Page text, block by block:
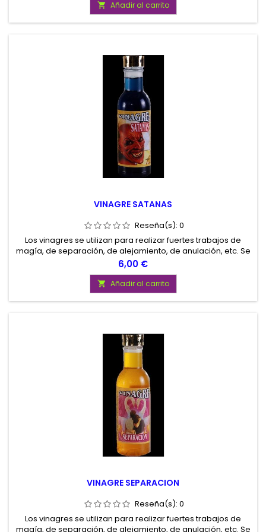
 Añadir al carrito
VINAGRE SATANAS
Reseña(s): 0
Los vinagres se utilizan para realizar fuertes trabajos de
magía, de separación, de alejamiento, de anulación, etc. Se
utilizan untándolos en velas, lavando suelos, etc.
Precio
6,00 €
 Añadir al carrito
VINAGRE SEPARACION
Reseña(s): 0
Los vinagres se utilizan para realizar fuertes trabajos de
magía, de separación, de alejamiento, de anulación, etc. Se